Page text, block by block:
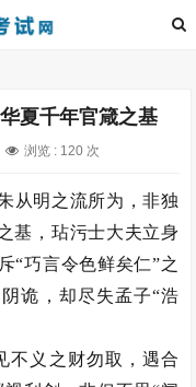
夏千年官箴之基
浏览 : 120 次
从明之流所为，非独
基，玷污士大夫立身
“巧言令色鲜矣仁”之
诡，却尽失孟子“浩
不义之财勿取，遇合